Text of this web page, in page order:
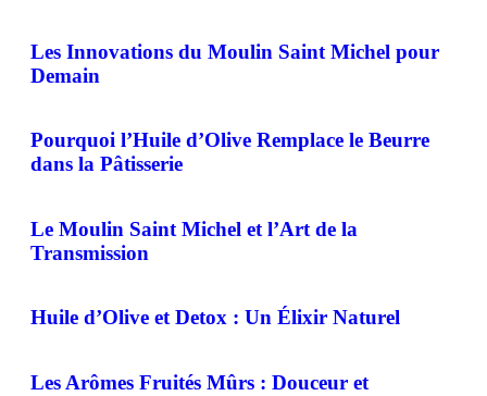
Les Innovations du Moulin Saint Michel pour
Demain
Pourquoi l’Huile d’Olive Remplace le Beurre
dans la Pâtisserie
Le Moulin Saint Michel et l’Art de la
Transmission
Huile d’Olive et Detox : Un Élixir Naturel
Les Arômes Fruités Mûrs : Douceur et